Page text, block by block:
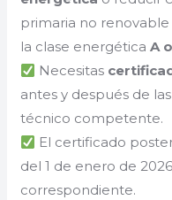
primaria no renovable
la clase energéticaA
Necesitas
antes y después de
técnico competente.
El certificado
del 1 de enero de
correspondiente.